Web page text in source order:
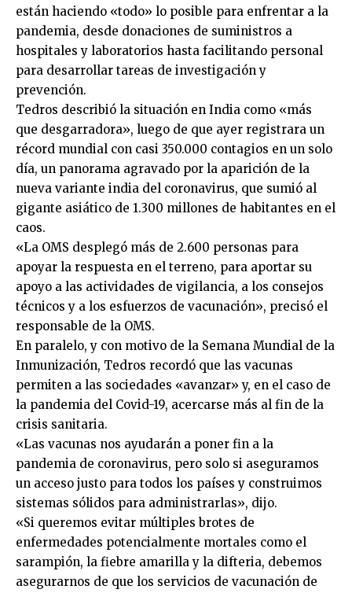
están haciendo «todo» lo posible para enfrentar a la
pandemia, desde donaciones de suministros a
hospitales y laboratorios hasta facilitando personal
para desarrollar tareas de investigación y
prevención.
Tedros describió la situación en India como «más
que desgarradora», luego de que ayer registrara un
récord mundial con casi 350.000 contagios en un solo
día, un panorama agravado por la aparición de la
nueva variante india del coronavirus, que sumió al
gigante asiático de 1.300 millones de habitantes en el
caos.
«La OMS desplegó más de 2.600 personas para
apoyar la respuesta en el terreno, para aportar su
apoyo a las actividades de vigilancia, a los consejos
técnicos y a los esfuerzos de vacunación», precisó el
responsable de la OMS.
En paralelo, y con motivo de la Semana Mundial de la
Inmunización, Tedros recordó que las vacunas
permiten a las sociedades «avanzar» y, en el caso de
la pandemia del Covid-19, acercarse más al fin de la
crisis sanitaria.
«Las vacunas nos ayudarán a poner fin a la
pandemia de coronavirus, pero solo si aseguramos
un acceso justo para todos los países y construimos
sistemas sólidos para administrarlas», dijo.
«Si queremos evitar múltiples brotes de
enfermedades potencialmente mortales como el
sarampión, la fiebre amarilla y la difteria, debemos
asegurarnos de que los servicios de vacunación de